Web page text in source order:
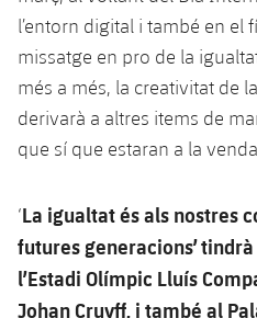
l’entorn digital i també en el
missatge en pro de la
més a més, la creativitat de
derivarà a altres items de
que sí que estaran a la venda.
‘La igualtat és als nostres
futures generacions’
l’Estadi Olímpic Lluís
Johan Cruyff, i també al